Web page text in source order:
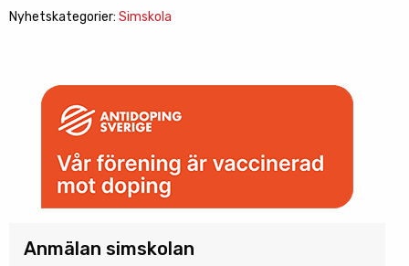
Nyhetskategorier: Simskola
Anmälan simskolan